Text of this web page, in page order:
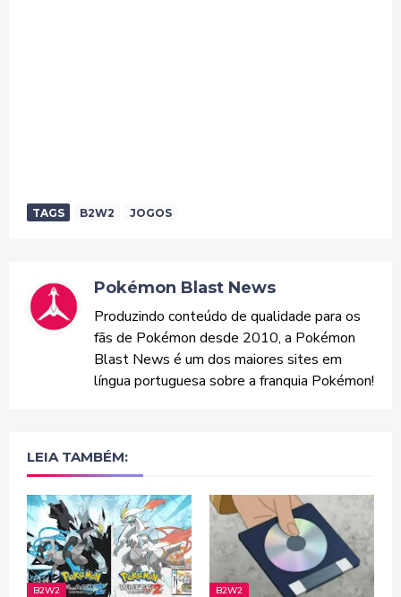
TAGS B2W2 JOGOS
Pokémon Blast News
Produzindo conteúdo de qualidade para os
fãs de Pokémon desde 2010, a Pokémon
Blast News é um dos maiores sites em
língua portuguesa sobre a franquia Pokémon!
LEIA TAMBÉM:
B2W2 B2W2